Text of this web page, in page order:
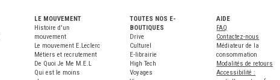
LE MOUVEMENT
Histoire d'un
mouvement
Le mouvement E.Leclerc
Métiers et recrutement
De Quoi Je Me M.E.L
Qui est le moins
TOUTES NOS E-
BOUTIQUES
Drive
Culturel
E-librairie
High Tech
Voyages
AIDE
FAQ
Contactez-nous
Médiateur de la
consommation
Modalités de retours
Accessibilité :